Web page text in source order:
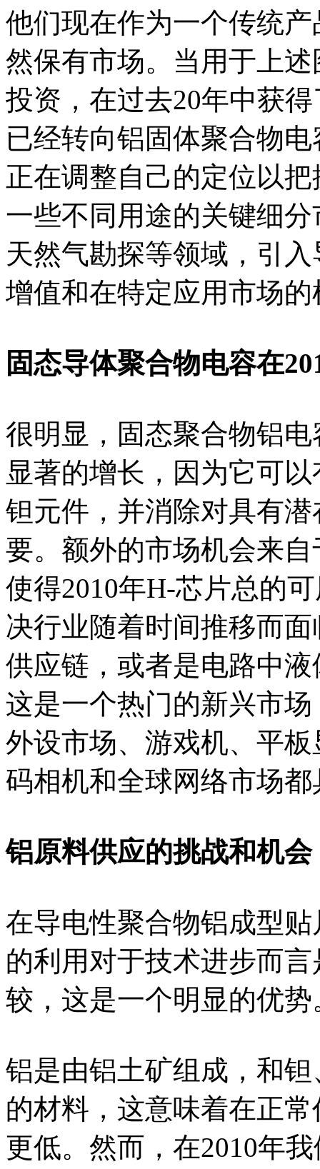
他们现在作为一个传统
然保有市场。当用于上
投资，在过去20年中获
已经转向铝固体聚合物
正在调整自己的定位以
一些不同用途的关键细
天然气勘探等领域，引
增值和在特定应用市场的
固态导体聚合物电容在
很明显，固态聚合物铝
显著的增长，因为它可
钽元件，并消除对具有
要。额外的市场机会来
使得2010年H-芯片总的
决行业随着时间推移而
供应链，或者是电路中
这是一个热门的新兴市
外设市场、游戏机、平
码相机和全球网络市场
铝原料供应的挑战和机会
在导电性聚合物铝成型
的利用对于技术进步而
较，这是一个明显的优势
铝是由铝土矿组成，和
的材料，这意味着在正
更低。然而，在2010年